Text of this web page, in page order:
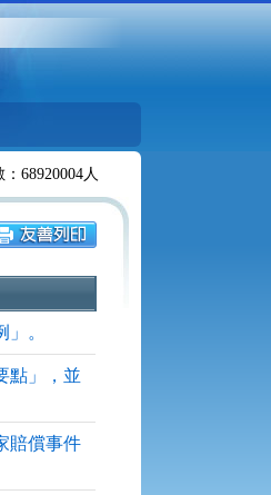
68920004人
。
點」，並
賠償事件